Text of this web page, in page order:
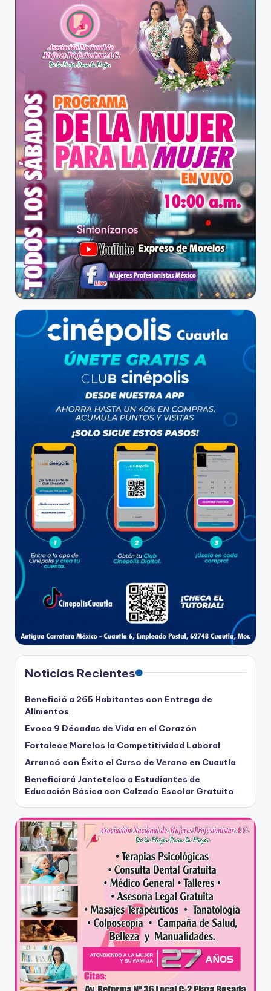
Noticias Recientes
Benefició a 265 Habitantes con Entrega de
Alimentos
Evoca 9 Décadas de Vida en el Corazón
Fortalece Morelos la Competitividad Laboral
Arrancó con Éxito el Curso de Verano en Cuautla
Beneficiará Jantetelco a Estudiantes de
Educación Básica con Calzado Escolar Gratuito